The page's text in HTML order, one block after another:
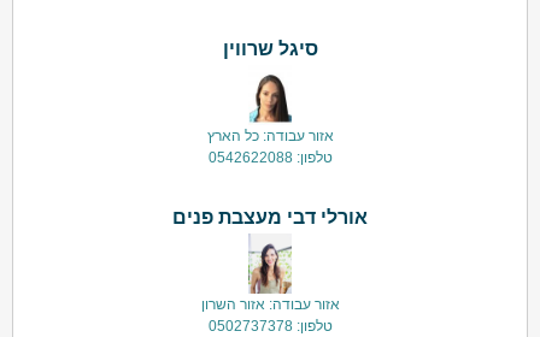
סיגל שרווין
אזור עבודה: כל הארץ
טלפון: 0542622088
אורלי דבי מעצבת פנים
אזור עבודה: אזור השרון
טלפון: 0502737378